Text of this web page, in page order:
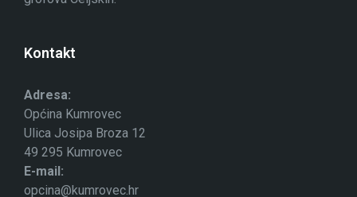
Kontakt
Adresa:
Općina Kumrovec
Ulica Josipa Broza 12
49 295 Kumrovec
E-mail:
opcina@kumrovec.hr